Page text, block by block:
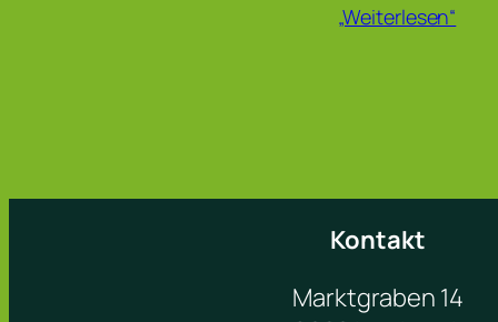
„Weiterlesen“
Kontakt
Marktgraben 14